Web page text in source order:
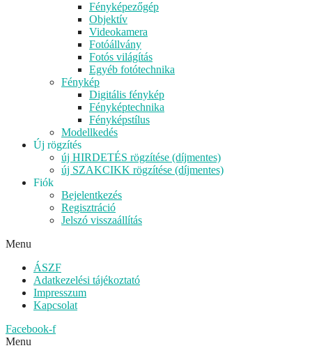
Fényképezőgép
Objektív
Videokamera
Fotóállvány
Fotós világítás
Egyéb fotótechnika
Fénykép
Digitális fénykép
Fényképtechnika
Fényképstílus
Modellkedés
Új rögzítés
új HIRDETÉS rögzítése (díjmentes)
új SZAKCIKK rögzítése (díjmentes)
Fiók
Bejelentkezés
Regisztráció
Jelszó visszaállítás
Menu
ÁSZF
Adatkezelési tájékoztató
Impresszum
Kapcsolat
Facebook-f
Menu